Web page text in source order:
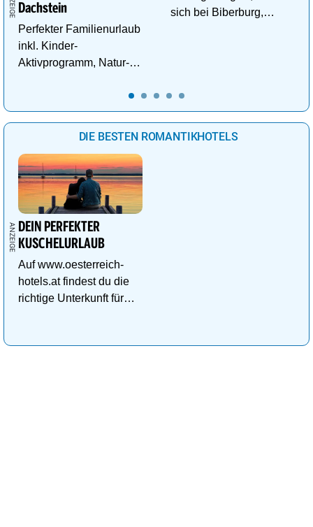
Dachstein
Perfekter Familienurlaub
inkl. Kinder-
Aktivprogramm, Natur-
uvm.
sich bei Biberburg,
DIE BESTEN ROMANTIKHOTELS
DEIN PERFEKTER
KUSCHELURLAUB
Auf www.oesterreich-
hotels.at findest du die
richtige Unterkunft für